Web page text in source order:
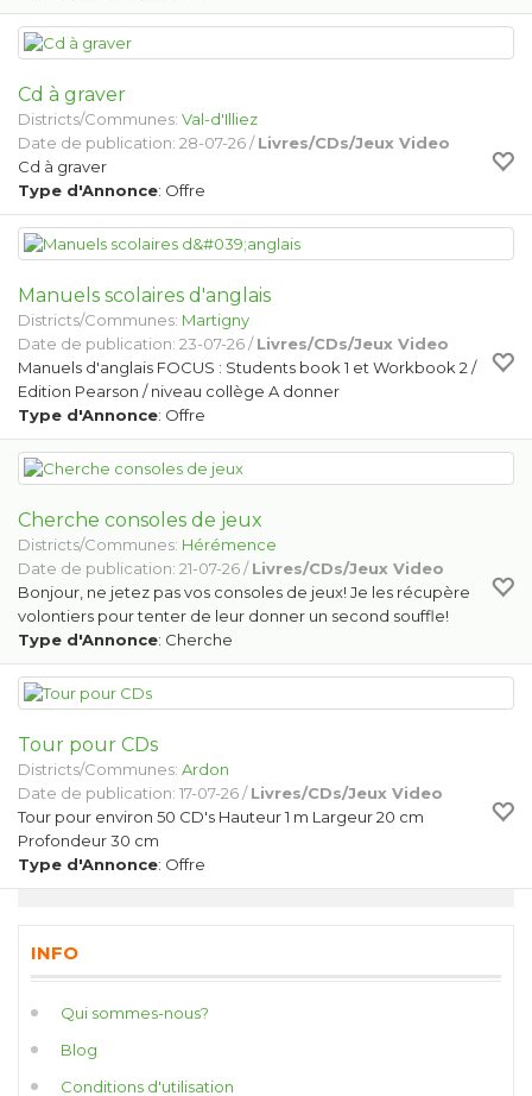
Cd à graver
Districts/Communes: Val-d'Illiez
Date de publication: 28-07-26 /Livres/CDs/Jeux Video
Cd à graver
Type d'Annonce: Offre
Manuels scolaires d'anglais
Districts/Communes: Martigny
Date de publication: 23-07-26 /Livres/CDs/Jeux Video
Manuels d'anglais FOCUS : Students book 1 et Workbook 2 /
Edition Pearson / niveau collège A donner
Type d'Annonce: Offre
Cherche consoles de jeux
Districts/Communes: Hérémence
Date de publication: 21-07-26 /Livres/CDs/Jeux Video
Bonjour, ne jetez pas vos consoles de jeux! Je les récupère
volontiers pour tenter de leur donner un second souffle!
Type d'Annonce: Cherche
Tour pour CDs
Districts/Communes: Ardon
Date de publication: 17-07-26 /Livres/CDs/Jeux Video
Tour pour environ 50 CD's Hauteur 1 m Largeur 20 cm
Profondeur 30 cm
Type d'Annonce: Offre
INFO
Qui sommes-nous?
Blog
Conditions d'utilisation